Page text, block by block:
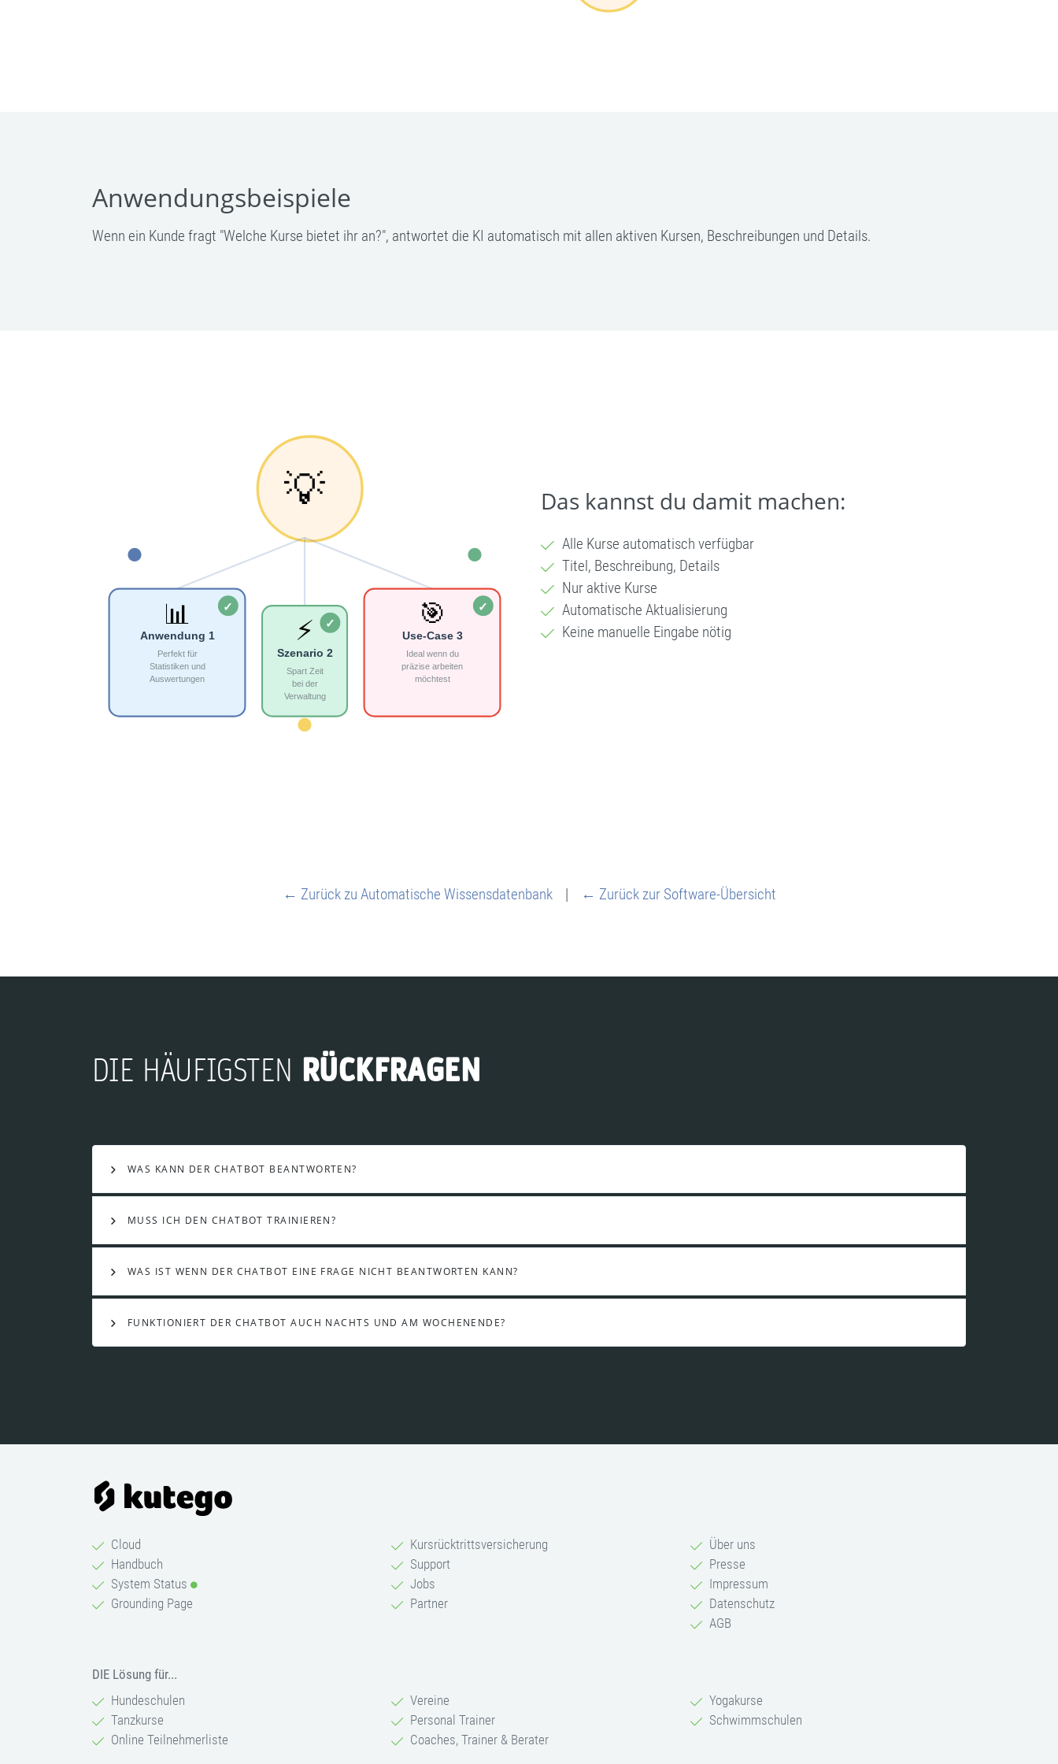
Anwendungsbeispiele
Wenn ein Kunde fragt "Welche Kurse bietet ihr an?", antwortet die KI automatisch mit allen aktiven Kursen, Beschreibungen und Details.
Das kannst du damit machen:
Alle Kurse automatisch verfügbar
Titel, Beschreibung, Details
Nur aktive Kurse
Automatische Aktualisierung
Keine manuelle Eingabe nötig
← Zurück zu Automatische Wissensdatenbank | ← Zurück zur Software-Übersicht
DIE HÄUFIGSTEN RÜCKFRAGEN
WAS KANN DER CHATBOT BEANTWORTEN?
MUSS ICH DEN CHATBOT TRAINIEREN?
WAS IST WENN DER CHATBOT EINE FRAGE NICHT BEANTWORTEN KANN?
FUNKTIONIERT DER CHATBOT AUCH NACHTS UND AM WOCHENENDE?
Cloud
Handbuch
System Status
Grounding Page
Kursrücktrittsversicherung
Support
Jobs
Partner
Über uns
Presse
Impressum
Datenschutz
AGB
DIE Lösung für...
Hundeschulen
Tanzkurse
Online Teilnehmerliste
Vereine
Personal Trainer
Coaches, Trainer & Berater
Yogakurse
Schwimmschulen